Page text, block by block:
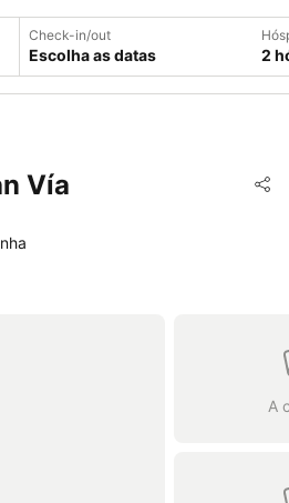
Check-in/out
Escolha as datas 2
Vía
A